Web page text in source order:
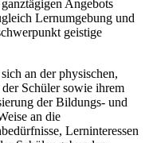
Angebots
Lernumgebung und
geistige
an der physischen,
Schüler sowie ihrem
der Bildungs- und
an die
Lerninteressen